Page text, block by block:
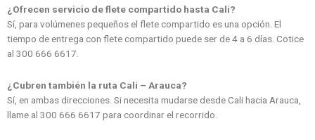
¿Ofrecen servicio de flete compartido hasta Cali?
Sí, para volúmenes pequeños el flete compartido es una opción. El
tiempo de entrega con flete compartido puede ser de 4 a 6 días. Cotice
al 300 666 6617.
¿Cubren también la ruta Cali – Arauca?
Sí, en ambas direcciones. Si necesita mudarse desde Cali hacia Arauca,
llame al 300 666 6617 para coordinar el recorrido.